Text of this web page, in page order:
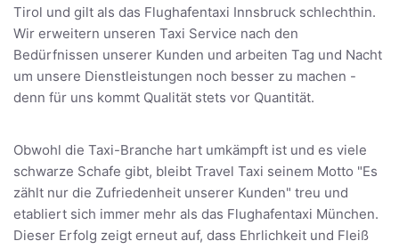
Tirol und gilt als das Flughafentaxi Innsbruck schlechthin.
Wir erweitern unseren Taxi Service nach den
Bedürfnissen unserer Kunden und arbeiten Tag und Nacht
um unsere Dienstleistungen noch besser zu machen -
denn für uns kommt Qualität stets vor Quantität.
Obwohl die Taxi-Branche hart umkämpft ist und es viele
schwarze Schafe gibt, bleibt Travel Taxi seinem Motto "Es
zählt nur die Zufriedenheit unserer Kunden" treu und
etabliert sich immer mehr als das Flughafentaxi München.
Dieser Erfolg zeigt erneut auf, dass Ehrlichkeit und Fleiß